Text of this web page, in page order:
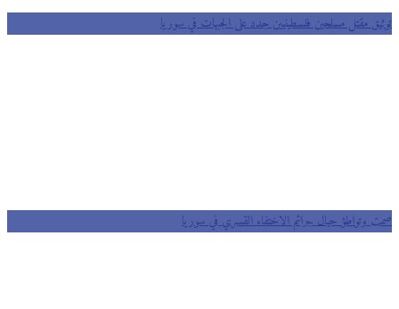
توثيق مقتل مسلحين فلسطينيين جدد على الجبهات في سوريا
صمت وتواطؤ حيال جرائم الاختفاء القسري في سوريا